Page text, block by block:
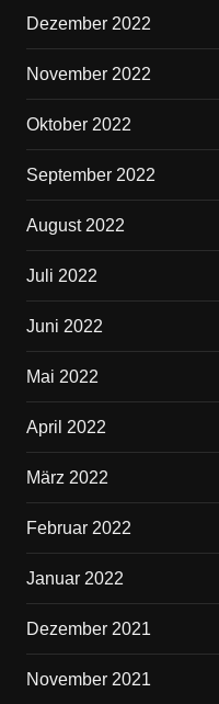
Dezember 2022
November 2022
Oktober 2022
September 2022
August 2022
Juli 2022
Juni 2022
Mai 2022
April 2022
März 2022
Februar 2022
Januar 2022
Dezember 2021
November 2021